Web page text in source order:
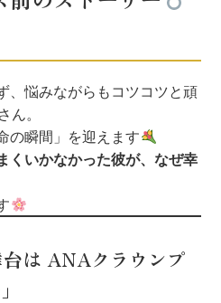
、悩みながらもコツコツと頑
ん。
の瞬間」を迎えます
くいかなかった彼が、なぜ幸
は ANAクラウンプ